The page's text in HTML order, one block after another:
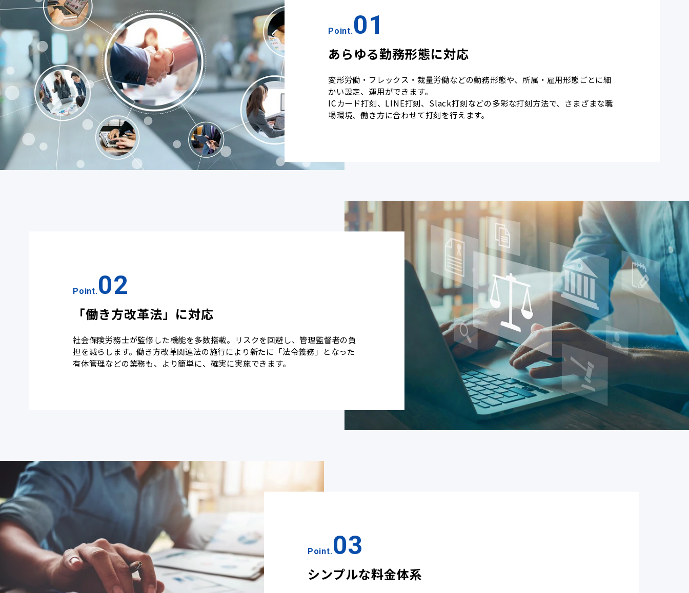
Point. 01
あらゆる勤務形態に対応
変形労働・フレックス・裁量労働などの勤務形態や、所属・雇用形態ごとに細
かい設定、運用ができます。
ICカード打刻、LINE打刻、Slack打刻などの多彩な打刻方法で、さまざまな職
場環境、働き方に合わせて打刻を行えます。
Point. 02
「働き方改革法」に対応
社会保険労務士が監修した機能を多数搭載。リスクを回避し、管理監督者の負
担を減らします。働き方改革関連法の施行により新たに「法令義務」となった
有休管理などの業務も、より簡単に、確実に実施できます。
Point. 03
シンプルな料金体系